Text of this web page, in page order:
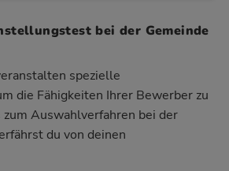
bei der Gemeinde
spezielle
die Fähigkeiten Ihrer Bewerber zu
Auswahlverfahren bei der
du von deinen